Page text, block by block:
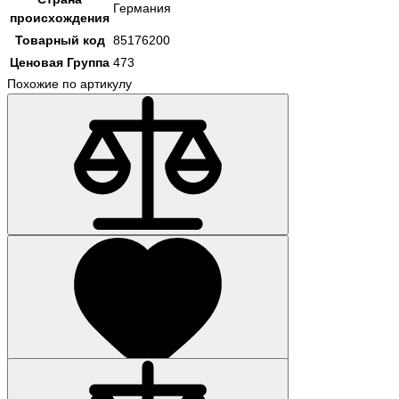
происхождения
Германия
Товарный код 85176200
Ценовая Группа 473
Похожие по артикулу